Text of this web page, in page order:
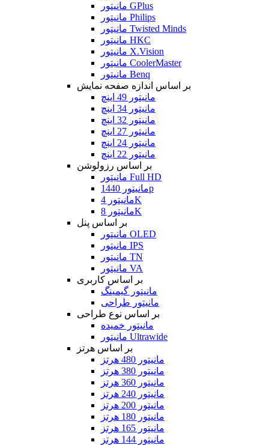
مانیتور GPlus
مانیتور Philips
مانیتور Twisted Minds
مانیتور HKC
مانیتور X.Vision
مانیتور CoolerMaster
مانیتور Benq
بر اساس اندازه صفحه نمایش
مانیتور 49 اینچ
مانیتور 34 اینچ
مانیتور 32 اینچ
مانیتور 27 اینچ
مانیتور 24 اینچ
مانیتور 22 اینچ
بر اساس رزولوشن
مانیتور Full HD
مانیتور 1440p
مانیتور 4K
مانیتور 8K
بر اساس پنل
مانیتور OLED
مانیتور IPS
مانیتور TN
مانیتور VA
بر اساس کاربری
مانیتور گیمینگ
مانیتور طراحی
بر اساس نوع طراحی
مانیتور خمیده
مانیتور Ultrawide
بر اساس هرتز
مانیتور 480 هرتز
مانیتور 380 هرتز
مانیتور 360 هرتز
مانیتور 240 هرتز
مانیتور 200 هرتز
مانیتور 180 هرتز
مانیتور 165 هرتز
مانیتور 144 هرتز